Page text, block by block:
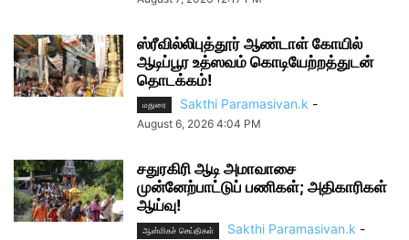
ஸ்ரீவில்லிபுத்தூர் ஆண்டாள் கோயில்
ஆடிப்பூர உத்ஸவம் கொடியேற்றத்துடன்
தொடக்கம்!
மதுரை Sakthi Paramasivan.k -
August 6, 2026 4:04 PM
சதுரகிரி ஆடி அமாவாசை
முன்னேற்பாட்டுப் பணிகள்; அதிகாரிகள்
ஆய்வு!
ஆன்மிகச் செய்திகள் Sakthi Paramasivan.k -